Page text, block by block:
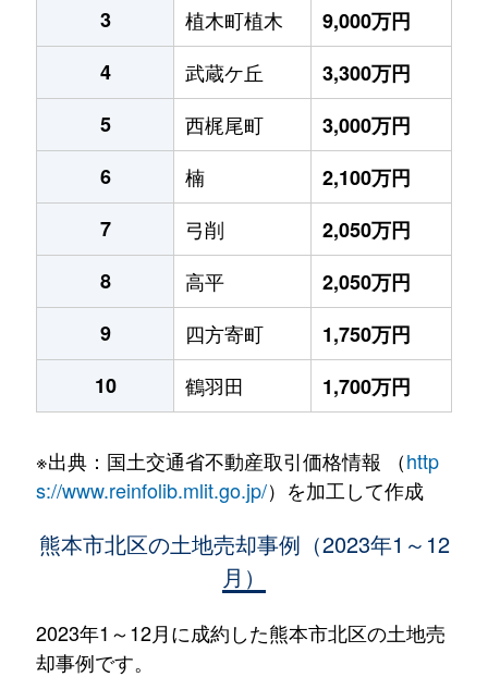
3
植木町植木
9,000万円
4
武蔵ケ丘
3,300万円
5
西梶尾町
3,000万円
6
楠
2,100万円
7
弓削
2,050万円
8
高平
2,050万円
9
四方寄町
1,750万円
10
鶴羽田 1,700万円
※出典：国土交通省不動産取引価格情報 （http
s://www.reinfolib.mlit.go.jp/）を加工して作成
熊本市北区の土地売却事例（2023年1～12
月）
2023年1～12月に成約した熊本市北区の土地売
却事例です。